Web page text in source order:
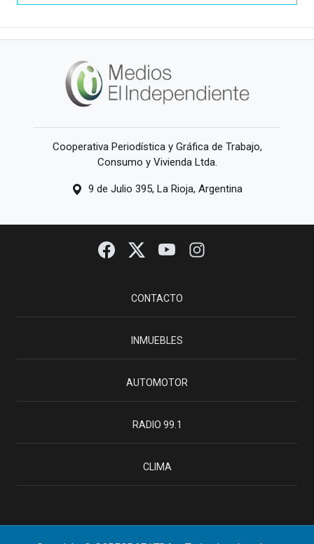
Cooperativa Periodística y Gráfica de Trabajo,
Consumo y Vivienda Ltda.
9 de Julio 395, La Rioja, Argentina
CONTACTO
INMUEBLES
AUTOMOTOR
RADIO 99.1
CLIMA